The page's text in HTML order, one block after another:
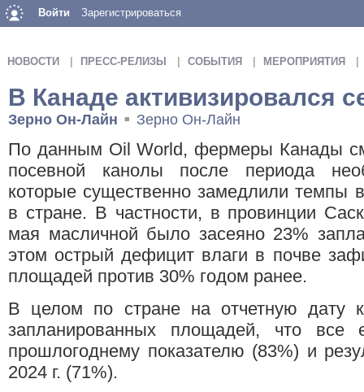
Войти Зарегистрироваться
НОВОСТИ ПРЕСС-РЕЛИЗЫ СОБЫТИЯ МЕРОПРИЯТИЯ
В Канаде активизировался
Зерно Он-Лайн ■ Зерно Он-Лайн
По данным Oil World, фермеры Канады
посевной канолы после периода
которые существенно замедлили темпы
в стране. В частности, в провинции
мая масличной было засеяно 23%
этом острый дефицит влаги в почве
площадей против 30% годом ранее.
В целом по стране на отчетную дату
запланированных площадей, что все
прошлогоднему показателю (83%) и
2024 г. (71%).